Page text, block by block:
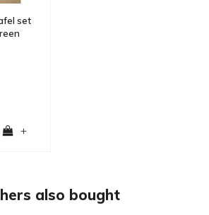
set
+
also bought